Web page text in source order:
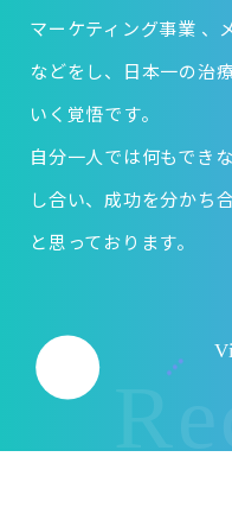
マーケティング事業 、
などをし、日本一の治
いく覚悟です。
自分一人では何もでき
し合い、成功を分かち
と思っております。